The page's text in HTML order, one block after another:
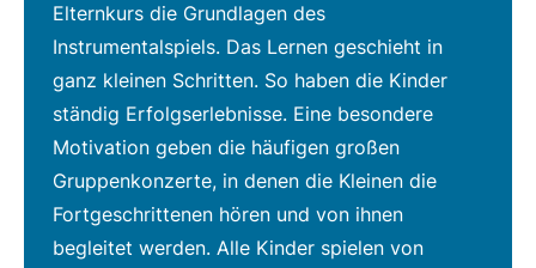
Elternkurs die Grundlagen des
Instrumentalspiels. Das Lernen geschieht in
ganz kleinen Schritten. So haben die Kinder
ständig Erfolgserlebnisse. Eine besondere
Motivation geben die häufigen großen
Gruppenkonzerte, in denen die Kleinen die
Fortgeschrittenen hören und von ihnen
begleitet werden. Alle Kinder spielen von